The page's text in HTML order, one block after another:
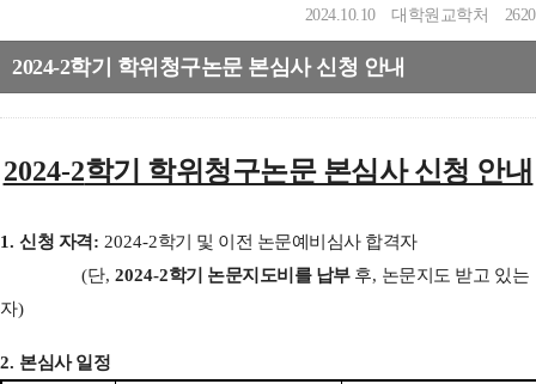
2024.10.10 대학원교학처 2620
2024-2학기 학위청구논문 본심사 신청 안내
2024-2학기 학위청구논문 본심사 신청 안내
1. 신청 자격: 2024-2학기 및 이전 논문예비심사 합격자
(단, 2024-2학기 논문지도비를 납부 후, 논문지도 받고 있는
자)
2. 본심사 일정